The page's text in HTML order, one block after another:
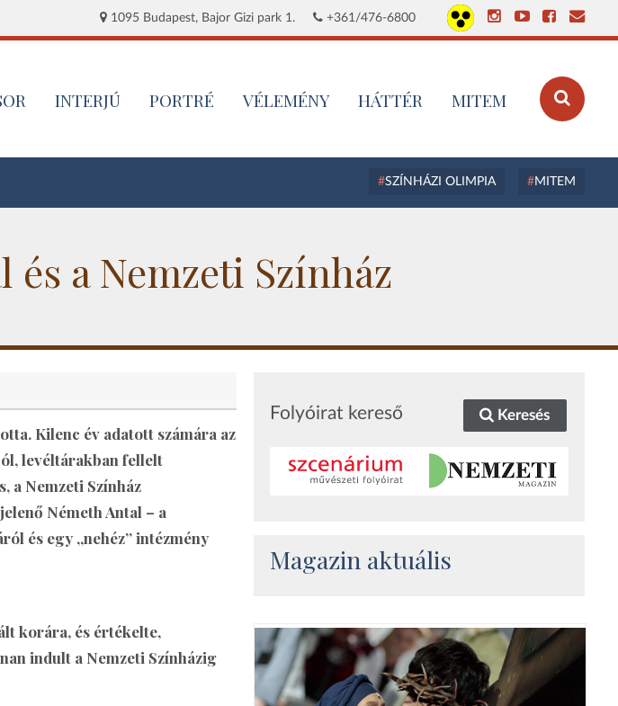
1095 Budapest, Bajor Gizi park 1. +361/476-6800
INTERJÚ PORTRÉ VÉLEMÉNY HÁTTÉR MITEM
SZÍNHÁZI OLIMPIA MITEM
a Nemzeti Színház
Kilenc év adatott számára az
levéltárakban fellelt
a Nemzeti Színház
Németh Antal – a
és egy „nehéz” intézmény
korára, és értékelte,
indult a Nemzeti Színházig
Folyóirat kereső Keresés
Magazin aktuális